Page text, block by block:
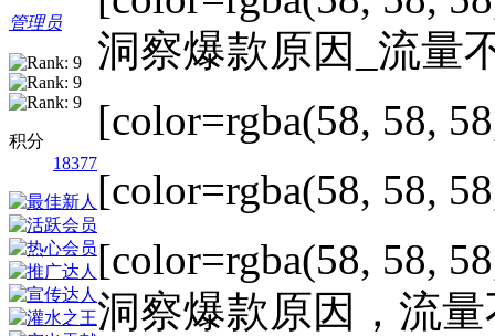
管理员
积分
18377
洞察爆款原因_流量
[color=rgba(58, 58,
[color=rgba(58, 58,
[color=rgba(58, 58,
洞察爆款原因，流